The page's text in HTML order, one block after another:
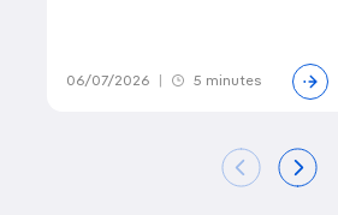
06/07/2026 5 minutes